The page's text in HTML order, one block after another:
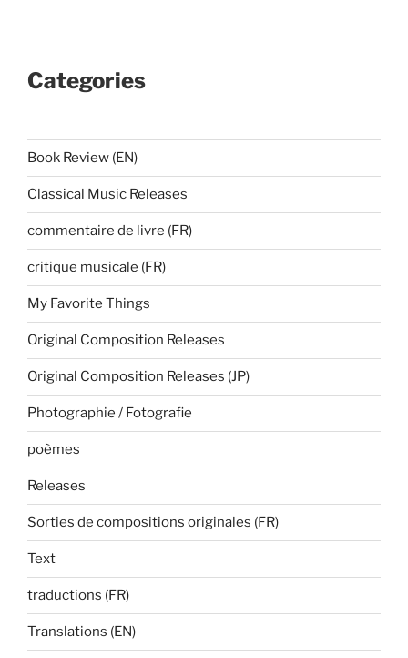
Categories
Book Review (EN)
Classical Music Releases
commentaire de livre (FR)
critique musicale (FR)
My Favorite Things
Original Composition Releases
Original Composition Releases (JP)
Photographie / Fotografie
poèmes
Releases
Sorties de compositions originales (FR)
Text
traductions (FR)
Translations (EN)